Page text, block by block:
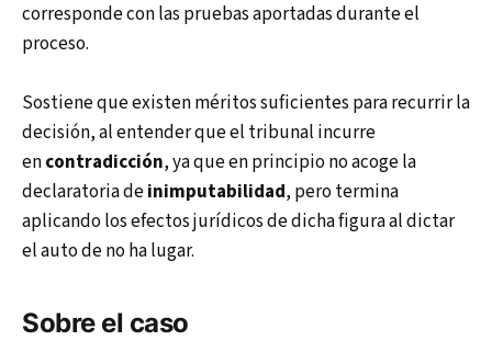
corresponde con las pruebas aportadas durante el
proceso.
Sostiene que existen méritos suficientes para recurrir la
decisión, al entender que el tribunal incurre
encontradicción, ya que en principio no acoge la
declaratoria deinimputabilidad, pero termina
aplicando los efectos jurídicos de dicha figura al dictar
el auto de no ha lugar.
Sobre el caso